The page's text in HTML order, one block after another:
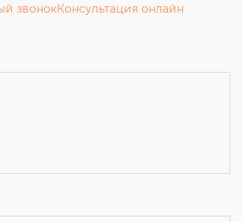
звонокКонсультация онлайн